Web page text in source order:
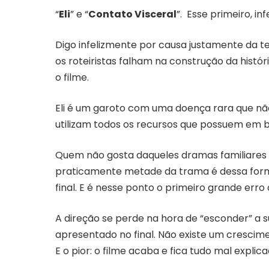
“Eli” e “Contato Visceral”. Esse primeiro,
Digo infelizmente por causa justamente da
os roteiristas falham na construção da
o filme.
Eli é um garoto com uma doença rara que
utilizam todos os recursos que possuem em
Quem não gosta daqueles dramas
praticamente metade da trama é dessa
final. E é nesse ponto o primeiro grande erro
A direção se perde na hora de “esconder” a
apresentado no final. Não existe um
E o pior: o filme acaba e fica tudo mal